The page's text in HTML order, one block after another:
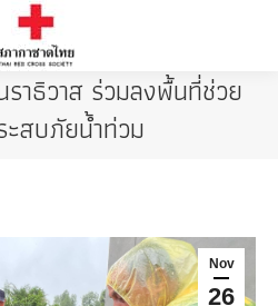
ราธิวาส ร่วมลงพื้นที่ช่วย
สบภัยน้ำท่วม
Nov
26